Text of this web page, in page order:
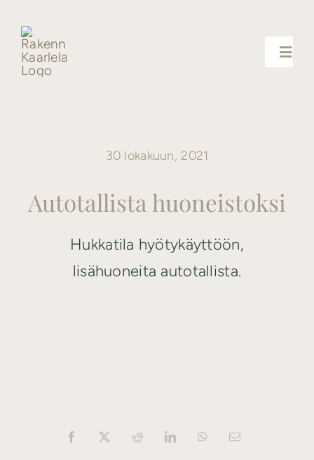
content
Yhteystiedot
Referenssit
30 lokakuun, 2021
Autotallista huoneistoksi
Hukkatila hyötykäyttöön,
lisähuoneita autotallista.